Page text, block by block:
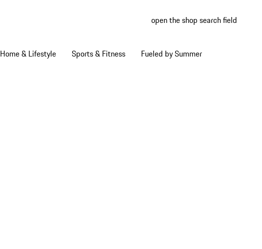
open the shop search field
Home & Lifestyle Sports & Fitness Fueled by Summer